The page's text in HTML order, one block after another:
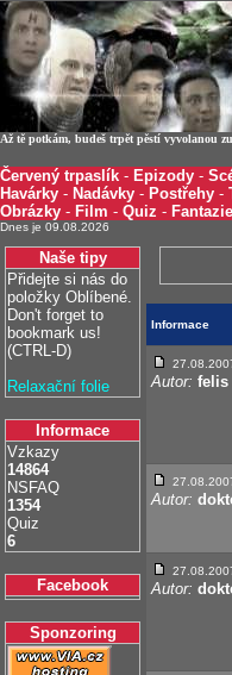
Až tě potkám, budeš trpět pěstí vyvolanou
Červený trpaslík - Epizody -
Havárky - Nadávky - Postřehy -
Obrázky - Film - Quiz - Fantazie
Dnes je 09.08.2026
Naše tipy
Přidejte si nás do
položky Oblíbené.
Don't forget to
bookmark us!
(CTRL-D)
Relaxační folie
Informace
Vzkazy
14864
NSFAQ
1354
Quiz
6
Facebook
Sponzoring
Informace
Autor: felis
Autor:
Autor: